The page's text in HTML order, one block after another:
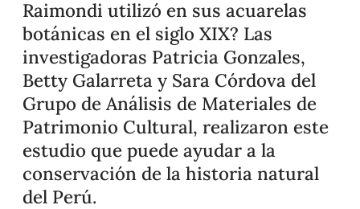
Raimondi utilizó en sus acuarelas
botánicas en el siglo XIX? Las
investigadoras Patricia Gonzales,
Betty Galarreta y Sara Córdova del
Grupo de Análisis de Materiales de
Patrimonio Cultural, realizaron este
estudio que puede ayudar a la
conservación de la historia natural
del Perú.